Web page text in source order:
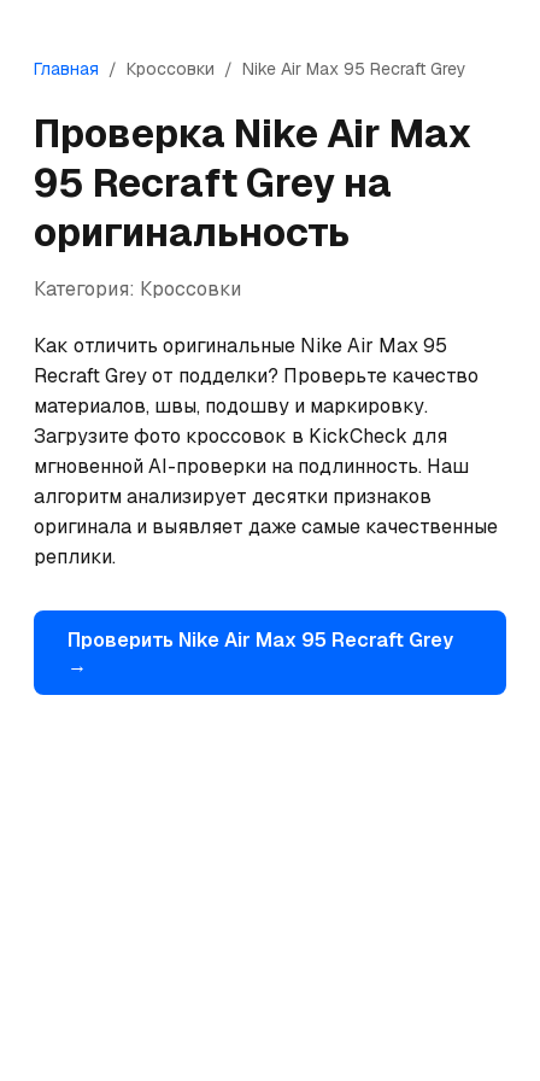
Главная / Кроссовки / Nike Air Max 95 Recraft Grey
Проверка NikeAir Max
95 Recraft Grey на
оригинальность
Категория: Кроссовки
Как отличить оригинальные Nike Air Max 95
Recraft Grey от подделки? Проверьте качество
материалов, швы, подошву и маркировку.
Загрузите фото кроссовок в KickCheck для
мгновенной AI-проверки на подлинность. Наш
алгоритм анализирует десятки признаков
оригинала и выявляет даже самые качественные
реплики.
Проверить NikeAir Max 95 Recraft Grey
→